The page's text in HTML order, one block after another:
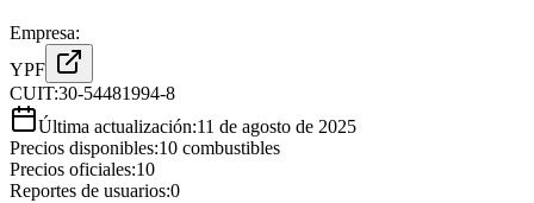
Empresa:
YPF
CUIT:30-54481994-8
Última actualización:11 de agosto de 2025
Precios disponibles:10 combustibles
Precios oficiales:10
Reportes de usuarios:0